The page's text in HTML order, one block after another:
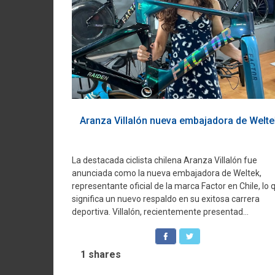
Aranza Villalón nueva embajadora de
La destacada ciclista chilena Aranza Villalón fue
anunciada como la nueva embajadora de Weltek,
representante oficial de la marca Factor en Chile, lo
significa un nuevo respaldo en su exitosa carrera
deportiva. Villalón, recientemente presentad...
1 shares